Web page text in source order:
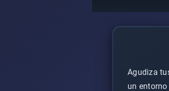
Agudiza
un